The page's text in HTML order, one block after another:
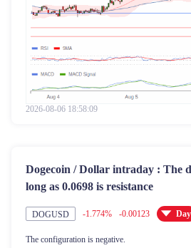
2026-08-06 18:58:09
Dogecoin / Dollar intraday : The
long as 0.0698 is resistance
DOGUSD -1.774% -0.00123 Day
The configuration is negative.